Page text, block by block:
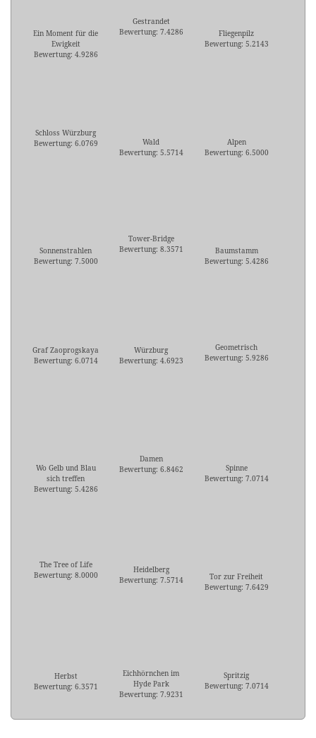
Ein Moment für die
Ewigkeit
Bewertung: 4.9286
Gestrandet
Bewertung: 7.4286
Fliegenpilz
Bewertung: 5.2143
Schloss Würzburg
Bewertung: 6.0769
Wald
Bewertung: 5.5714
Alpen
Bewertung: 6.5000
Sonnenstrahlen
Bewertung: 7.5000
Tower-Bridge
Bewertung: 8.3571
Baumstamm
Bewertung: 5.4286
Graf Zaoprogskaya
Bewertung: 6.0714
Würzburg
Bewertung: 4.6923
Geometrisch
Bewertung: 5.9286
Wo Gelb und Blau
sich treffen
Bewertung: 5.4286
Damen
Bewertung: 6.8462
Spinne
Bewertung: 7.0714
The Tree of Life
Bewertung: 8.0000
Heidelberg
Bewertung: 7.5714
Tor zur Freiheit
Bewertung: 7.6429
Herbst
Bewertung: 6.3571
Eichhörnchen im
Hyde Park
Bewertung: 7.9231
Spritzig
Bewertung: 7.0714